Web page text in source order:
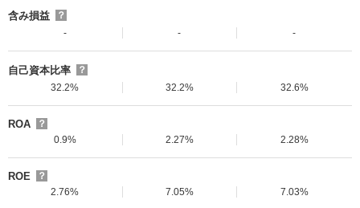
含み損益
？
-
- -
自己資本比率
？
32.2%
32.2% 32.6%
ROA
？
0.9%
2.27% 2.28%
ROE
？
2.76%
7.05% 7.03%